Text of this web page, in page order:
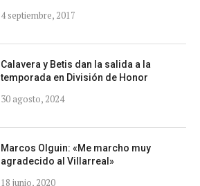
4 septiembre, 2017
Calavera y Betis dan la salida a la
temporada en División de Honor
30 agosto, 2024
Marcos Olguin: «Me marcho muy
agradecido al Villarreal»
18 junio, 2020